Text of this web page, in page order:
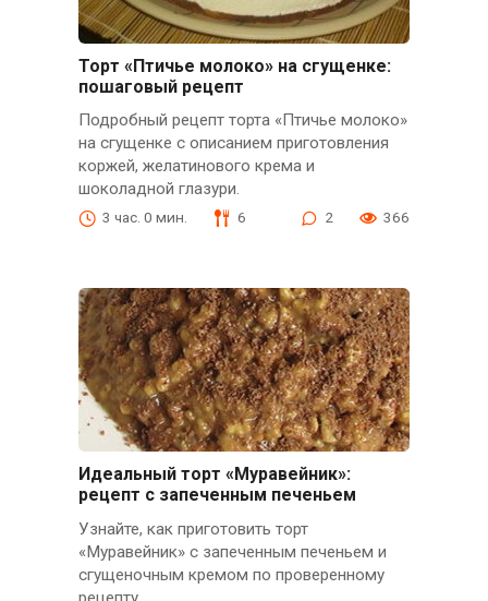
Торт «Птичье молоко» на сгущенке:
пошаговый рецепт
Подробный рецепт торта «Птичье молоко»
на сгущенке с описанием приготовления
коржей, желатинового крема и
шоколадной глазури.
3 час. 0 мин. 6 2 366
Идеальный торт «Муравейник»:
рецепт с запеченным печеньем
Узнайте, как приготовить торт
«Муравейник» с запеченным печеньем и
сгущеночным кремом по проверенному